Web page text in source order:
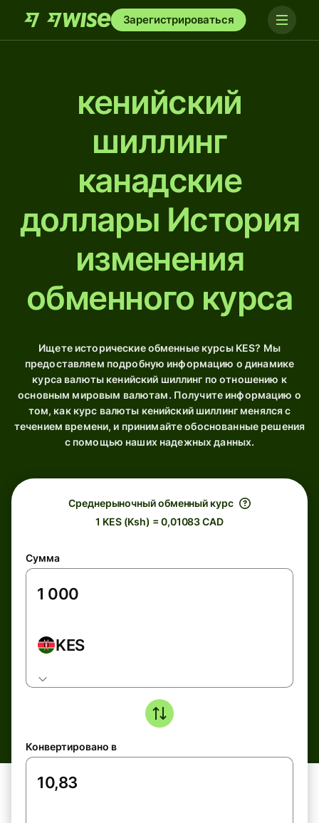
Зарегистрироваться
кенийский
шиллинг
канадские
доллары История
изменения
обменного курса
Ищете исторические обменные курсы KES? Мы
предоставляем подробную информацию о динамике
курса валюты кенийский шиллинг по отношению к
основным мировым валютам. Получите информацию о
том, как курс валюты кенийский шиллинг менялся с
течением времени, и принимайте обоснованные решения
с помощью наших надежных данных.
Среднерыночный обменный курс
1 KES (Ksh) = 0,01083 CAD
Сумма
KES
Конвертировано в